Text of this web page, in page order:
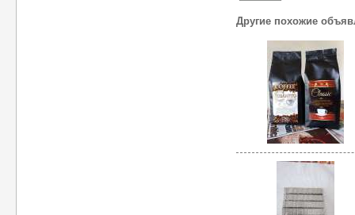
Другие похожие